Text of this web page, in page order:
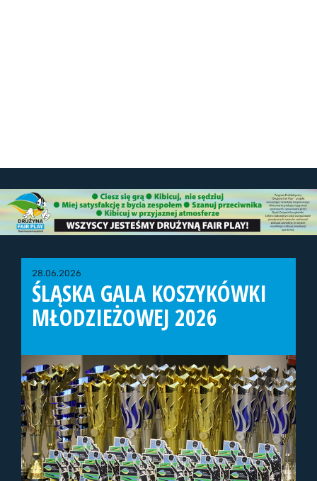
28.06.2026
ŚLĄSKA GALA KOSZYKÓWKI
MŁODZIEŻOWEJ 2026